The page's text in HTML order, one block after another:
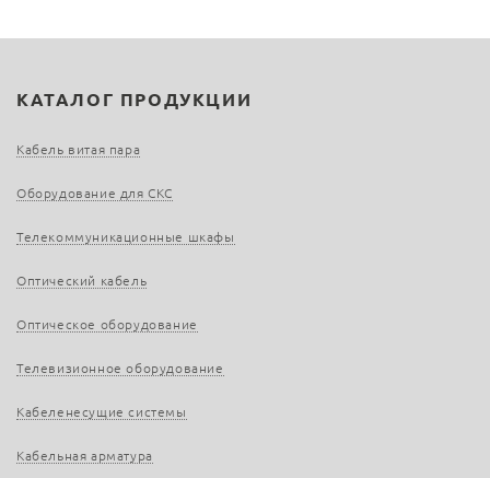
КАТАЛОГ ПРОДУКЦИИ
Кабель витая пара
Оборудование для СКС
Телекоммуникационные шкафы
Оптический кабель
Оптическое оборудование
Телевизионное оборудование
Кабеленесущие системы
Кабельная арматура